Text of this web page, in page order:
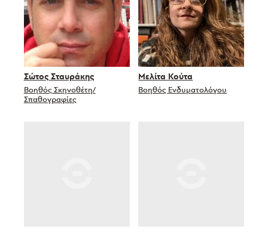
Σώτος Σταυράκης
Βοηθός Σκηνοθέτη/
Σπαθογραφίες
Μελίτα Κούτα
Βοηθός Ενδυματολόγου